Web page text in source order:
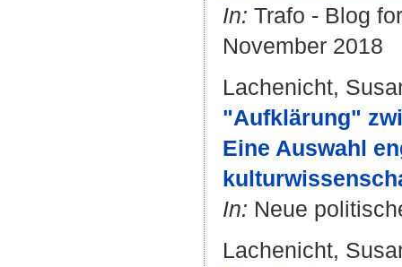
In: Trafo - Blog
November 2018
Lachenicht,
"Aufklärung"
Eine Auswahl
In: Neue
Lachenicht,